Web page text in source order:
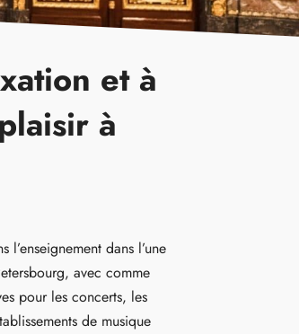
et à
à
l’enseignement dans l’une
avec comme
pour les concerts, les
de musique